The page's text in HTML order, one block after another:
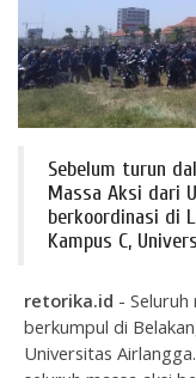
Sebelum turun
Massa Aksi dari
berkoordinasi di
Kampus C,
retorika.id - Seluruh
berkumpul di
Universitas